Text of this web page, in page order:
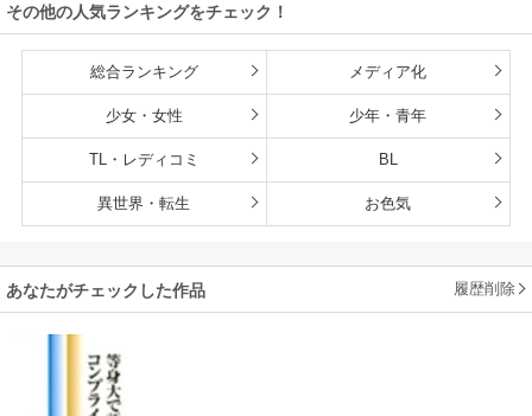
その他の人気ランキングをチェック！
総合ランキング メディア化
少女・女性 少年・青年
TL・レディコミ BL
異世界・転生 お色気
あなたがチェックした作品 履歴削除